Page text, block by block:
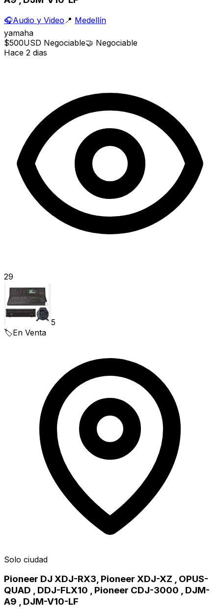
🎧Audio y Video 📍 Medellín
yamaha
$500USD Negociable🤝 Negociable
Hace 2 dias
29
5
🏷️En Venta
Solo ciudad
Pioneer DJ XDJ-RX3, Pioneer XDJ-XZ , OPUS-
QUAD , DDJ-FLX10 , Pioneer CDJ-3000 , DJM-
A9 , DJM-V10-LF